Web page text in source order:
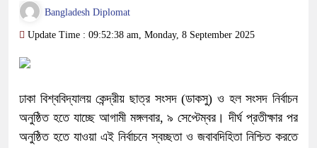
Bangladesh Diplomat
Update Time : 09:52:38 am, Monday, 8 September 2025
ঢাকা বিশ্ববিদ্যালয় কেন্দ্রীয় ছাত্র সংসদ (ডাকসু) ও হল সংসদ নির্বাচন
অনুষ্ঠিত হতে যাচ্ছে আগামী মঙ্গলবার, ৯ সেপ্টেম্বর। দীর্ঘ প্রতীক্ষার পর
অনুষ্ঠিত হতে যাওয়া এই নির্বাচনে স্বচ্ছতা ও জবাবদিহিতা নিশ্চিত করতে